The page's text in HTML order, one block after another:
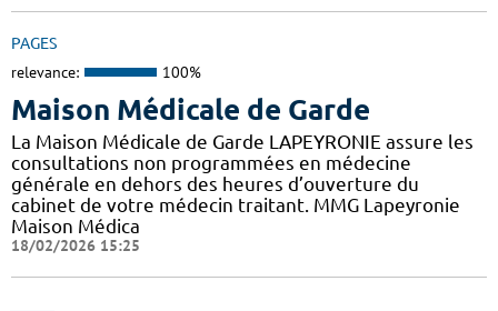
PAGES
relevance: 100%
Maison Médicale de Garde
La Maison Médicale de Garde LAPEYRONIE assure les
consultations non programmées en médecine
générale en dehors des heures d’ouverture du
cabinet de votre médecin traitant. MMG Lapeyronie
Maison Médica
18/02/2026 15:25